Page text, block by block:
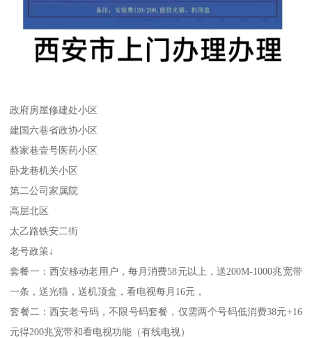
政府房屋修建处小区
建国六巷省政协小区
蔡家巷壹号医药小区
卧龙巷机关小区
第二公司家属院
高层北区
太乙路铁安二街
老号政策↓
套餐一：西安移动老用户，每月消费58元以上，送200M-1000兆宽带
一条，送光猫，送机顶盒，看电视每月16元，
套餐二：西安老号码，不限号码套餐，仅需两个号码低消费38元+16
元得200兆宽带和看电视功能（有线电视）